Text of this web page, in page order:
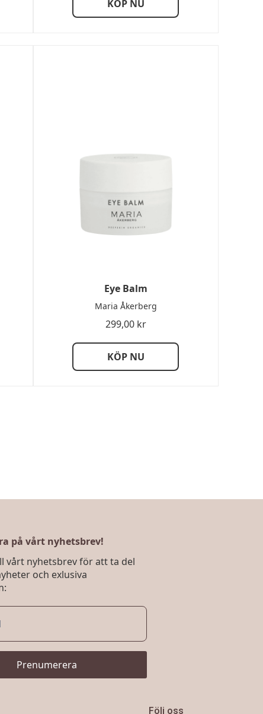
KÖP NU
Eye Balm
Maria Åkerberg
299,00 kr
KÖP NU
på vårt nyhetsbrev!
vårt nyhetsbrev för att ta del
och exlusiva
Prenumerera
Följ oss